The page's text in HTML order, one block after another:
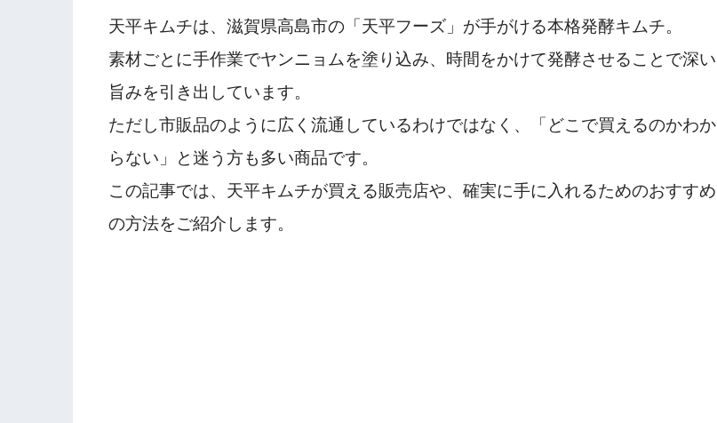
天平キムチは、滋賀県高島市の「天平フーズ」が手がける本格発酵キムチ。
素材ごとに手作業でヤンニョムを塗り込み、時間をかけて発酵させることで深い
旨みを引き出しています。
ただし市販品のように広く流通しているわけではなく、「どこで買えるのかわか
らない」と迷う方も多い商品です。
この記事では、天平キムチが買える販売店や、確実に手に入れるためのおすすめ
の方法をご紹介します。